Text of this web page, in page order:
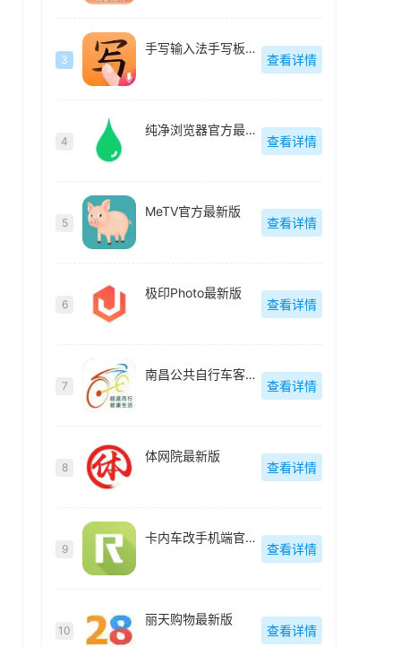
3
手写输入法手写板最新版
查看详情
4
纯净浏览器官方最新版
查看详情
5
MeTV官方最新版
查看详情
6
极印Photo最新版
查看详情
7
南昌公共自行车客户端(洪城乐骑行)最新版
查看详情
8
体网院最新版
查看详情
9
卡内车改手机端官方最新版
查看详情
10
丽天购物最新版
查看详情